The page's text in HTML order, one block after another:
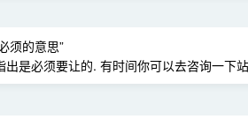
须的意思”
是必须要让的. 有时间你可以去咨询一下